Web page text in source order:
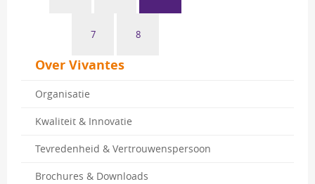
7 8
Over Vivantes
Organisatie
Kwaliteit & Innovatie
Tevredenheid & Vertrouwenspersoon
Brochures & Downloads